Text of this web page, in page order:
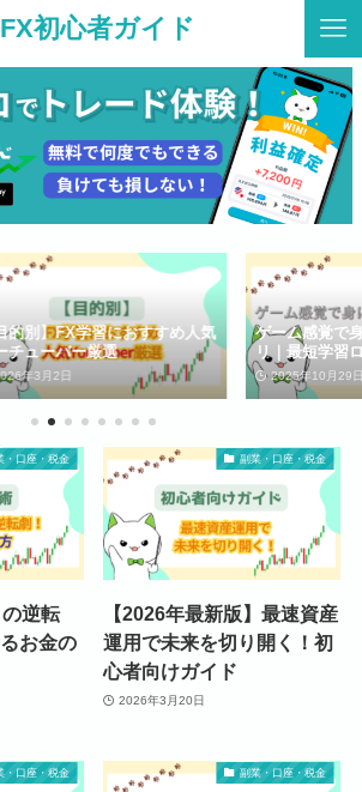
初心者ガイド
的別】FX学習におすすめ人気
チューバー厳選
年3月2日
ゲーム感覚で
リ｜最短学習
2025年10月29日
・口座・税金
逆転
お金の
副業・口座・税金
【2026年最新版】最速資産
運用で未来を切り開く！初
心者向けガイド
2026年3月20日
・口座・税金 副業・口座・税金